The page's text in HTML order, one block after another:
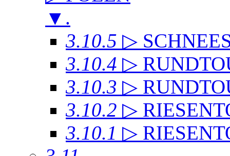
▼ .
3.10.5 ▷
3.10.4 ▷
3.10.3 ▷
3.10.2 ▷
3.10.1 ▷